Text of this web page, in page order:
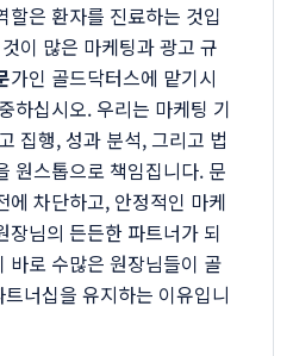
할은 환자를 진료하는 것입
이 많은 마케팅과 광고 규
가인 골드닥터스에 맡기시
하십시오. 우리는 마케팅 기
집행, 성과 분석, 그리고 법
원스톱으로 책임집니다. 문
에 차단하고, 안정적인 마케
장님의 든든한 파트너가 되
바로 수많은 원장님들이 골
너십을 유지하는 이유입니